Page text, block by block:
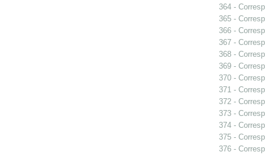
364 -
365 -
366 -
367 -
368 -
369 -
370 -
371 -
372 -
373 -
374 -
375 -
376 -